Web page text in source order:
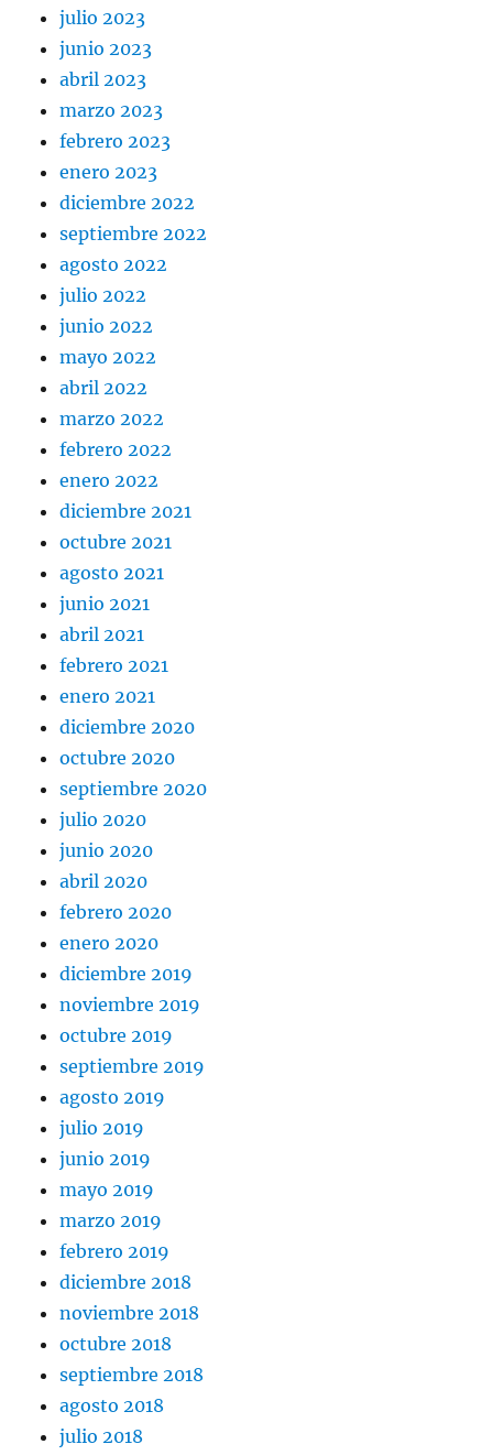
julio 2023
junio 2023
abril 2023
marzo 2023
febrero 2023
enero 2023
diciembre 2022
septiembre 2022
agosto 2022
julio 2022
junio 2022
mayo 2022
abril 2022
marzo 2022
febrero 2022
enero 2022
diciembre 2021
octubre 2021
agosto 2021
junio 2021
abril 2021
febrero 2021
enero 2021
diciembre 2020
octubre 2020
septiembre 2020
julio 2020
junio 2020
abril 2020
febrero 2020
enero 2020
diciembre 2019
noviembre 2019
octubre 2019
septiembre 2019
agosto 2019
julio 2019
junio 2019
mayo 2019
marzo 2019
febrero 2019
diciembre 2018
noviembre 2018
octubre 2018
septiembre 2018
agosto 2018
julio 2018